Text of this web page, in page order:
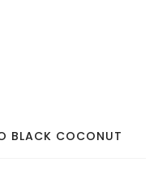
BLACK COCONUT